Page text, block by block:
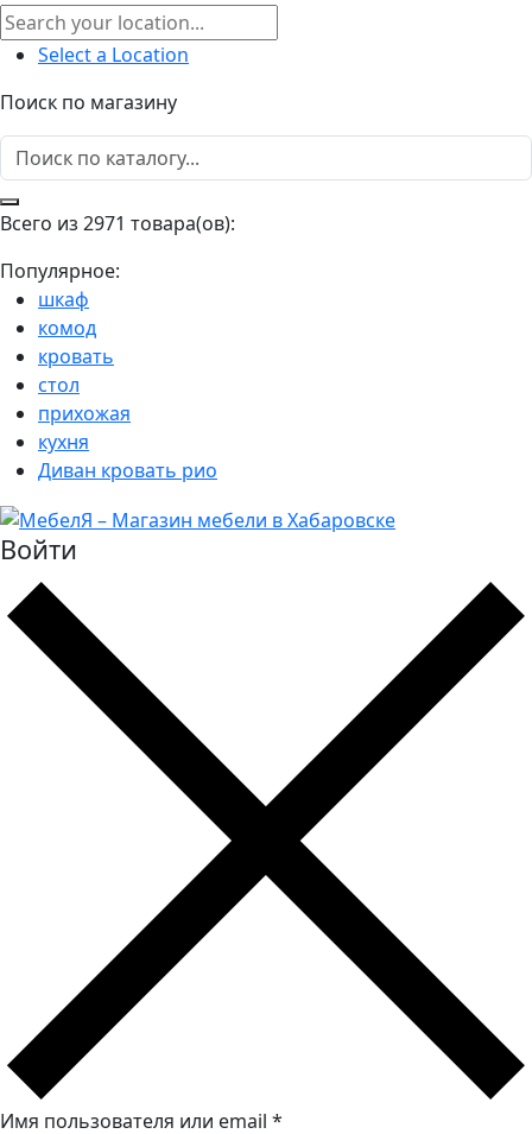
Select a Location
Поиск по магазину
Всего из 2971 товара(ов):
Популярное:
шкаф
комод
кровать
стол
прихожая
кухня
Диван кровать рио
Войти
Имя пользователя или email *